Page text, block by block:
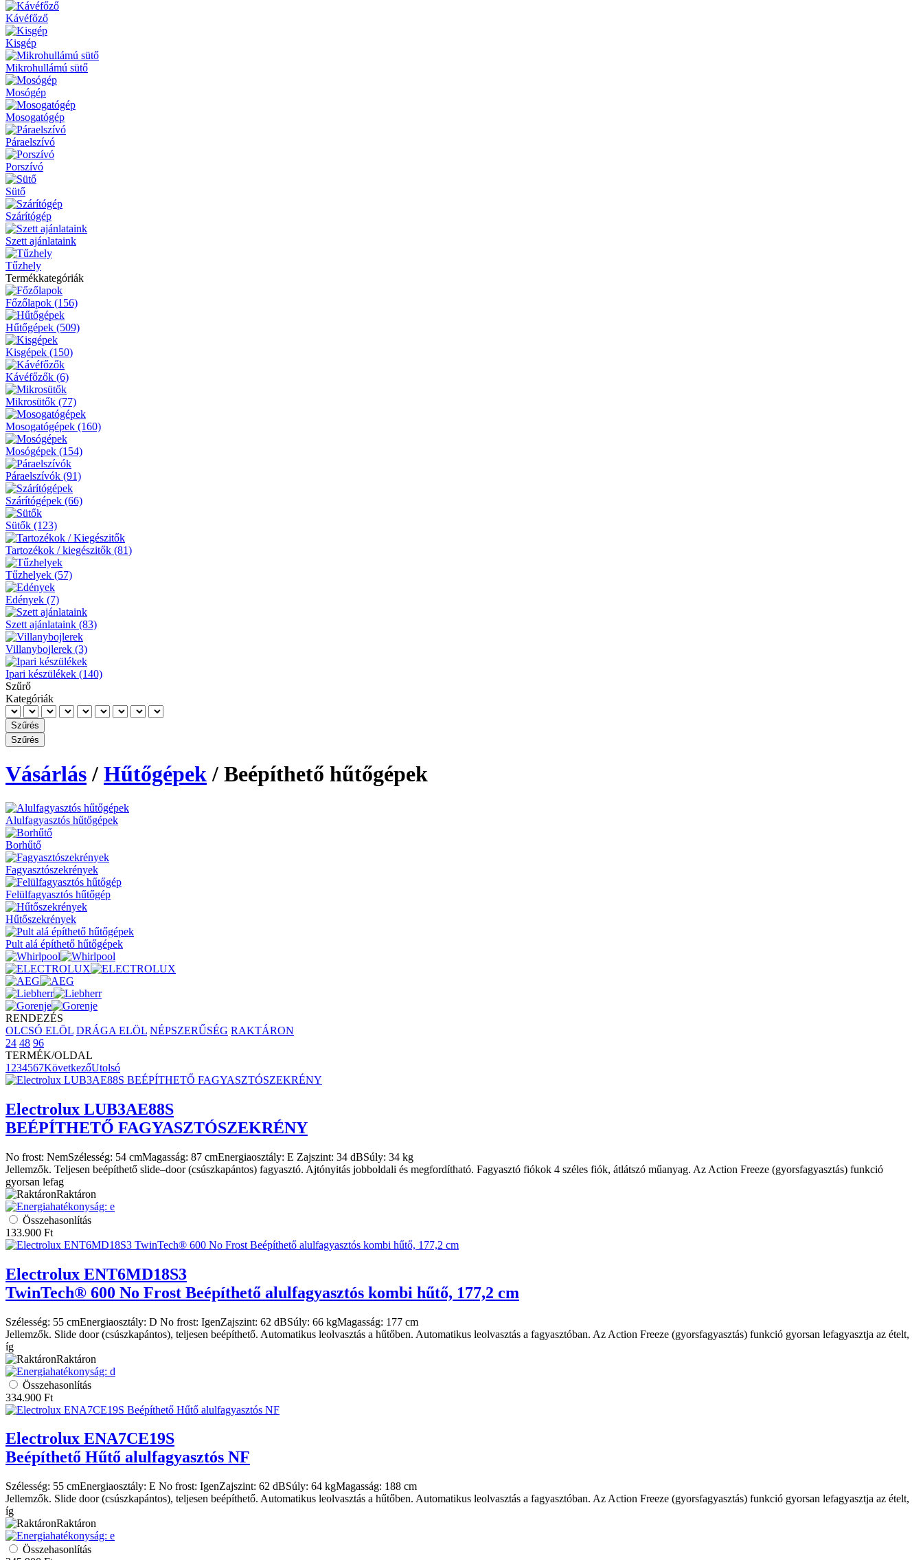
Kávéfőző
Kisgép
Mikrohullámú sütő
Mosógép
Mosogatógép
Páraelszívó
Porszívó
Sütő
Szárítógép
Szett ajánlataink
Tűzhely
Termékkategóriák
Főzőlapok (156)
Hűtőgépek (509)
Kisgépek (150)
Kávéfőzők (6)
Mikrosütők (77)
Mosogatógépek (160)
Mosógépek (154)
Páraelszívók (91)
Szárítógépek (66)
Sütők (123)
Tartozékok / kiegészitők (81)
Tűzhelyek (57)
Edények (7)
Szett ajánlataink (83)
Villanybojlerek (3)
Ipari készülékek (140)
Szűrő
Kategóriák
Vásárlás/ Hűtőgépek/ Beépíthető hűtőgépek
Alulfagyasztós hűtőgépek
Borhűtő
Fagyasztószekrények
Felülfagyasztós hűtőgép
Hűtőszekrények
Pult alá építhető hűtőgépek
RENDEZÉS
OLCSÓ ELÖL DRÁGA ELÖL NÉPSZERŰSÉG RAKTÁRON
24 48 96
TERMÉK/OLDAL
1 234567KövetkezőUtolsó
Electrolux LUB3AE88S
BEÉPÍTHETŐ FAGYASZTÓSZEKRÉNY
No frost: NemSzélesség: 54 cmMagasság: 87 cmEnergiaosztály: E Zajszint: 34 dBSúly: 34 kg
Jellemzők. Teljesen beépíthető slide–door (csúszkapántos) fagyasztó. Ajtónyitás jobboldali és megfordítható. Fagyasztó fiókok 4 széles fiók, átlátszó műanyag. Az Action Freeze (gyorsfagyasztás) funkció
gyorsan lefag
Raktáron
Összehasonlítás
133.900 Ft
Electrolux ENT6MD18S3
TwinTech® 600 No Frost Beépíthető alulfagyasztós kombi hűtő, 177,2 cm
Szélesség: 55 cmEnergiaosztály: D No frost: IgenZajszint: 62 dBSúly: 66 kgMagasság: 177 cm
Jellemzők. Slide door (csúszkapántos), teljesen beépíthető. Automatikus leolvasztás a hűtőben. Automatikus leolvasztás a fagyasztóban. Az Action Freeze (gyorsfagyasztás) funkció gyorsan lefagyasztja az ételt,
íg
Raktáron
Összehasonlítás
334.900 Ft
Electrolux ENA7CE19S
Beépíthető Hűtő alulfagyasztós NF
Szélesség: 55 cmEnergiaosztály: E No frost: IgenZajszint: 62 dBSúly: 64 kgMagasság: 188 cm
Jellemzők. Slide door (csúszkapántos), teljesen beépíthető. Automatikus leolvasztás a hűtőben. Automatikus leolvasztás a fagyasztóban. Az Action Freeze (gyorsfagyasztás) funkció gyorsan lefagyasztja az ételt,
íg
Raktáron
Összehasonlítás